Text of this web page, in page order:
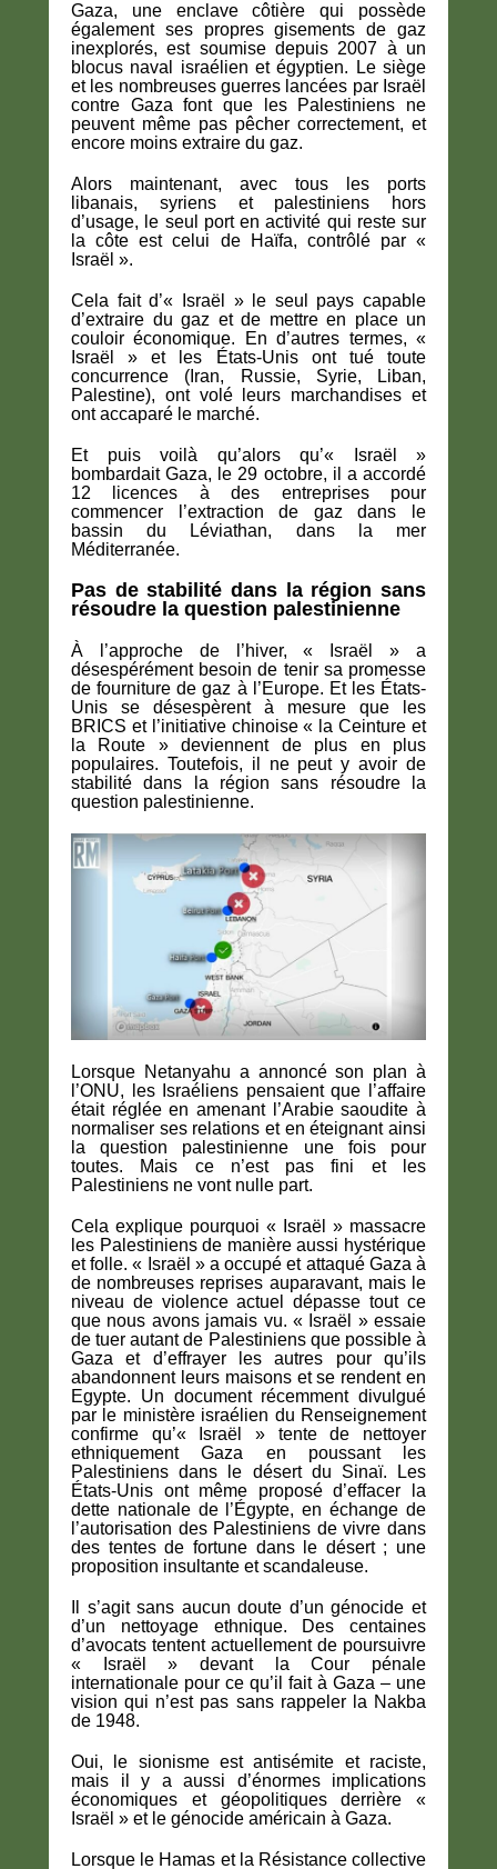
Gaza, une enclave côtière qui possède
également ses propres gisements de gaz
inexplorés, est soumise depuis 2007 à un
blocus naval israélien et égyptien. Le siège
et les nombreuses guerres lancées par Israël
contre Gaza font que les Palestiniens ne
peuvent même pas pêcher correctement, et
encore moins extraire du gaz.
Alors maintenant, avec tous les ports
libanais, syriens et palestiniens hors
d’usage, le seul port en activité qui reste sur
la côte est celui de Haïfa, contrôlé par «
Israël ».
Cela fait d’« Israël » le seul pays capable
d’extraire du gaz et de mettre en place un
couloir économique. En d’autres termes, «
Israël » et les États-Unis ont tué toute
concurrence (Iran, Russie, Syrie, Liban,
Palestine), ont volé leurs marchandises et
ont accaparé le marché.
Et puis voilà qu’alors qu’« Israël »
bombardait Gaza, le 29 octobre, il a accordé
12 licences à des entreprises pour
commencer l’extraction de gaz dans le
bassin du Léviathan, dans la mer
Méditerranée.
Pas de stabilité dans la région sans
résoudre la question palestinienne
À l’approche de l’hiver, « Israël » a
désespérément besoin de tenir sa promesse
de fourniture de gaz à l’Europe. Et les États-
Unis se désespèrent à mesure que les
BRICS et l’initiative chinoise « la Ceinture et
la Route » deviennent de plus en plus
populaires. Toutefois, il ne peut y avoir de
stabilité dans la région sans résoudre la
question palestinienne.
Lorsque Netanyahu a annoncé son plan à
l’ONU, les Israéliens pensaient que l’affaire
était réglée en amenant l’Arabie saoudite à
normaliser ses relations et en éteignant ainsi
la question palestinienne une fois pour
toutes. Mais ce n’est pas fini et les
Palestiniens ne vont nulle part.
Cela explique pourquoi « Israël » massacre
les Palestiniens de manière aussi hystérique
et folle. « Israël » a occupé et attaqué Gaza à
de nombreuses reprises auparavant, mais le
niveau de violence actuel dépasse tout ce
que nous avons jamais vu. « Israël » essaie
de tuer autant de Palestiniens que possible à
Gaza et d’effrayer les autres pour qu’ils
abandonnent leurs maisons et se rendent en
Egypte. Un document récemment divulgué
par le ministère israélien du Renseignement
confirme qu’« Israël » tente de nettoyer
ethniquement Gaza en poussant les
Palestiniens dans le désert du Sinaï. Les
États-Unis ont même proposé d’effacer la
dette nationale de l’Égypte, en échange de
l’autorisation des Palestiniens de vivre dans
des tentes de fortune dans le désert ; une
proposition insultante et scandaleuse.
Il s’agit sans aucun doute d’un génocide et
d’un nettoyage ethnique. Des centaines
d’avocats tentent actuellement de poursuivre
« Israël » devant la Cour pénale
internationale pour ce qu’il fait à Gaza – une
vision qui n’est pas sans rappeler la Nakba
de 1948.
Oui, le sionisme est antisémite et raciste,
mais il y a aussi d’énormes implications
économiques et géopolitiques derrière «
Israël » et le génocide américain à Gaza.
Lorsque le Hamas et la Résistance collective